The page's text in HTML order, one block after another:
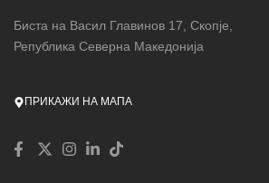
Биста на Васил Главинов 17, Скопје,
Република Северна Македонија
ПРИКАЖИ НА МАПА